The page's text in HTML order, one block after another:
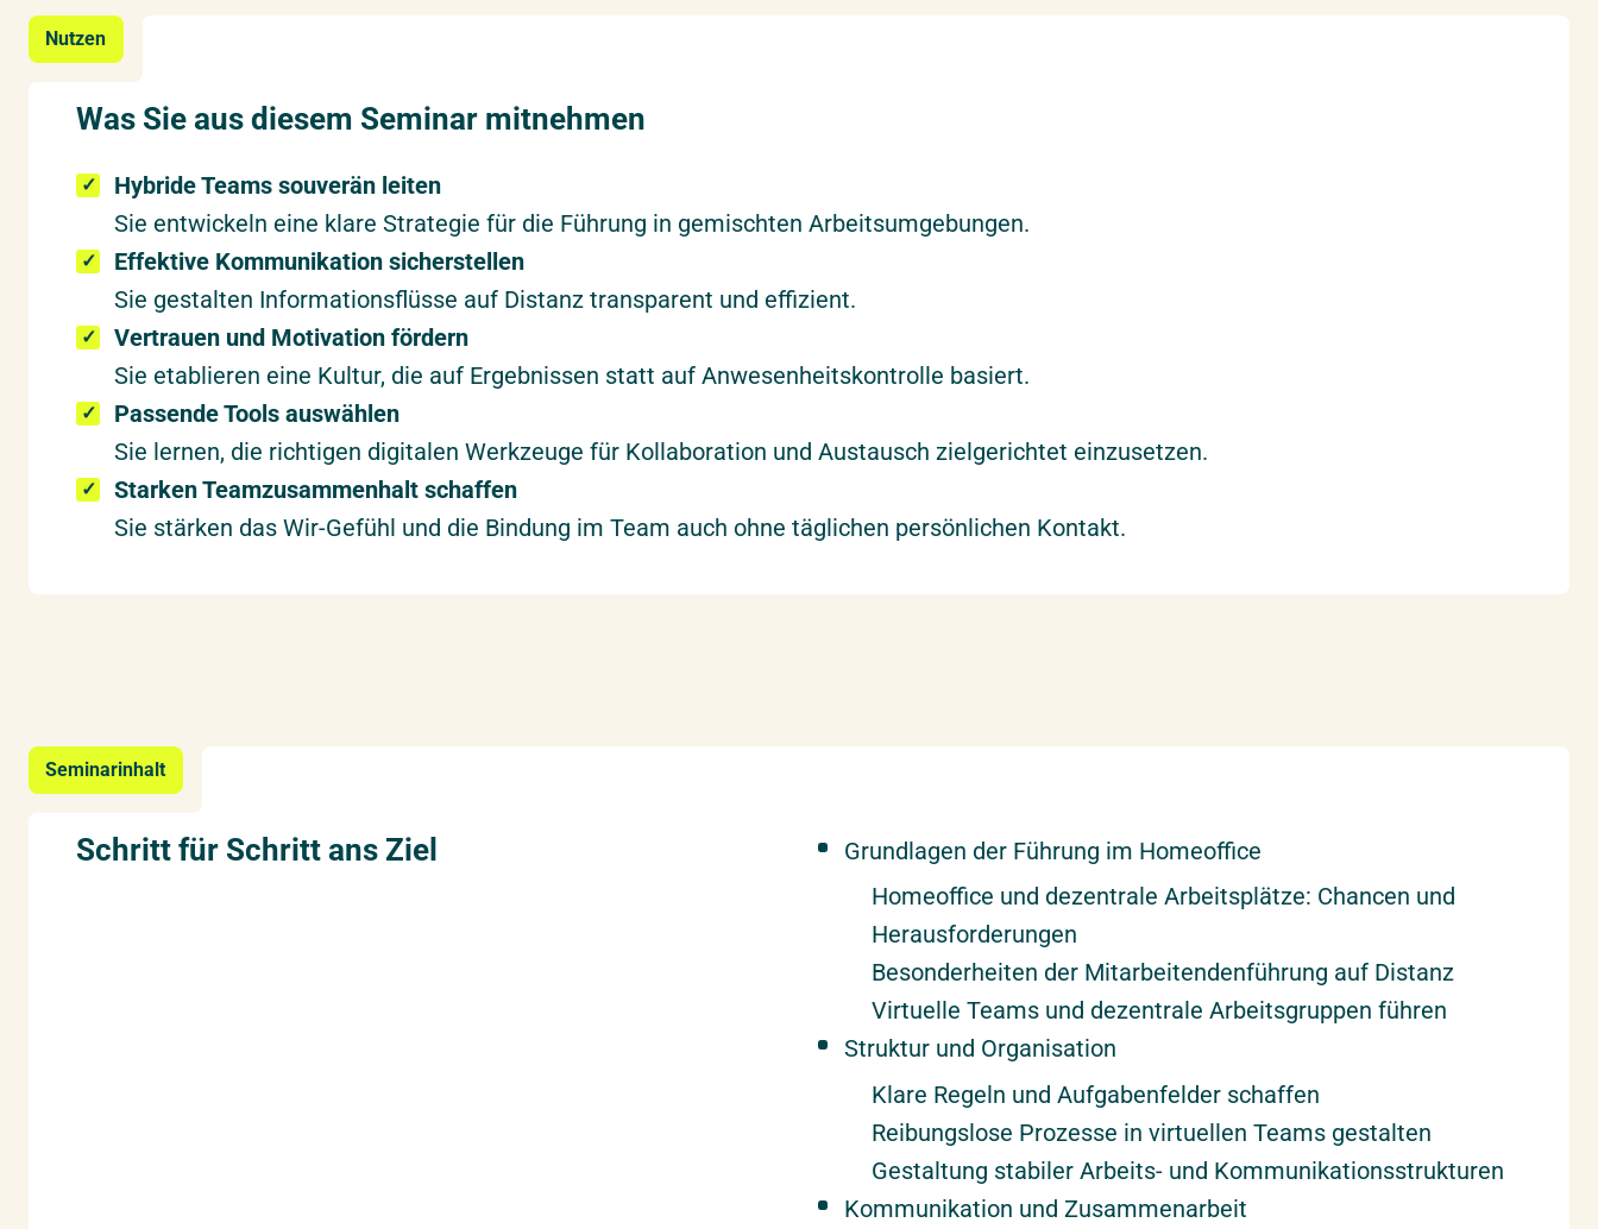
Nutzen
Was Sie aus diesem Seminar mitnehmen
Hybride Teams souverän leiten
Sie entwickeln eine klare Strategie für die Führung in gemischten Arbeitsumgebungen.
Effektive Kommunikation sicherstellen
Sie gestalten Informationsflüsse auf Distanz transparent und effizient.
Vertrauen und Motivation fördern
Sie etablieren eine Kultur, die auf Ergebnissen statt auf Anwesenheitskontrolle basiert.
Passende Tools auswählen
Sie lernen, die richtigen digitalen Werkzeuge für Kollaboration und Austausch zielgerichtet einzusetzen.
Starken Teamzusammenhalt schaffen
Sie stärken das Wir-Gefühl und die Bindung im Team auch ohne täglichen persönlichen Kontakt.
Seminarinhalt
Schritt für Schritt ans Ziel
Grundlagen der Führung im Homeoffice
Homeoffice und dezentrale Arbeitsplätze: Chancen und
Herausforderungen
Besonderheiten der Mitarbeitendenführung auf Distanz
Virtuelle Teams und dezentrale Arbeitsgruppen führen
Struktur und Organisation
Klare Regeln und Aufgabenfelder schaffen
Reibungslose Prozesse in virtuellen Teams gestalten
Gestaltung stabiler Arbeits- und Kommunikationsstrukturen
Kommunikation und Zusammenarbeit